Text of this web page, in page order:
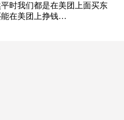
时我们都是在美团上面买东
在美团上挣钱…